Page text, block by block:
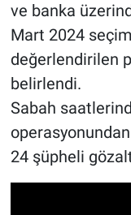
ve banka
Mart 2024
değerlendirilen
belirlendi.
Sabah
24 şüpheli